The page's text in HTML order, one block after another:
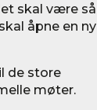
skal være så
åpne en ny
de store
møter.